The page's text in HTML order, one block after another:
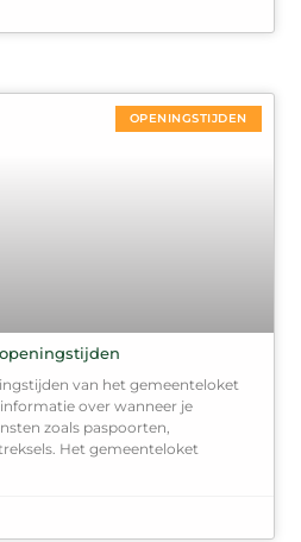
OPENINGSTIJDEN
van het gemeenteloket
over wanneer je
zoals paspoorten,
Het gemeenteloket